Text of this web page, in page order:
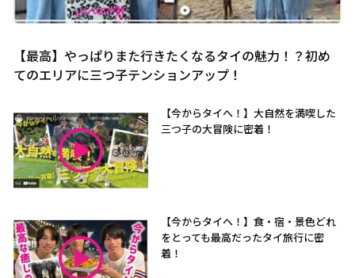
【最高】やっぱりまた行きたくなるタイの魅力！？初め
てのエリアに三つ子テンションアップ！
【今からタイへ！】大自然を満喫した
三つ子の大冒険に密着！
【今からタイへ！】食・宿・景色どれ
をとっても最高だったタイ旅行に密
着！